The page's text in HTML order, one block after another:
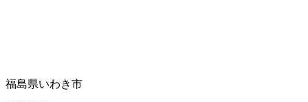
福島県いわき市